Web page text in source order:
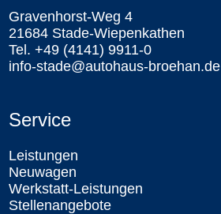
Gravenhorst-Weg 4
21684 Stade-Wiepenkathen
Tel. +49 (4141) 9911-0
info-stade@autohaus-broehan.de
Service
Leistungen
Neuwagen
Werkstatt-Leistungen
Stellenangebote